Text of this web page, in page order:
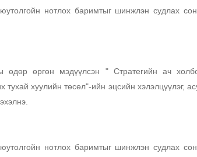
нотлох баримтыг шинжлэн судлах
өдөр өргөн мэдүүлсэн " Стратегийн ач
тухай хуулийн төсөл"-ийн эцсийн хэлэлцүүлэг,
нотлох баримтыг шинжлэн судлах